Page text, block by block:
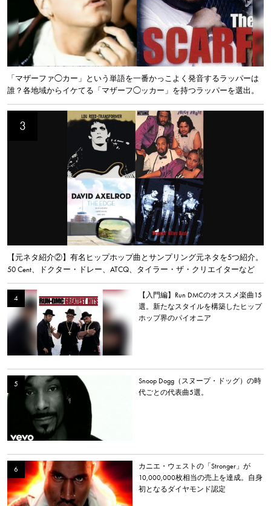
「マザーファ◯カー」という単語を一番かっこよく発音するラッパーは
誰？各地域からイケてる「マザーフ◯ッカー」を持つラッパーを選出。
【元ネタ紹介②】有名ヒップホップ曲とサンプリング元ネタを5つ紹介。
50 Cent、ドクター・ドレー、ATCQ、タイラー・ザ・クリエイターなど
【入門編】Run DMCのオススメ楽曲15
選。新たなスタイルを構築したヒップ
ホップ界のパイオニア
Snoop Dogg（スヌープ・ドッグ）の時
代ごとの代表曲5選。
カニエ・ウェストの「Stronger」が
10,000,000枚相当の売上を達成。自身
初となるダイヤモンド認定